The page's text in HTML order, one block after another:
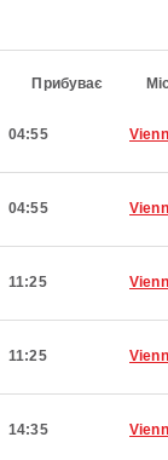
Прибуває
04:55
04:55
11:25
11:25
14:35